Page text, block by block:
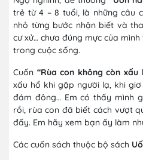
trẻ từ 4 – 8 tuổi, là những câu
nhỏ từng bước nhận biết và
cư xử… chưa đúng mực của
trong cuộc sống.
Cuốn “Rùa con không còn xấu
xấu hổ khi gặp người lạ, khi
đám đông… Em có thấy mình
rồi, rùa con đã biết cách vượt
đấy. Em hãy xem bạn ấy làm
Các cuốn sách thuộc bộ sách